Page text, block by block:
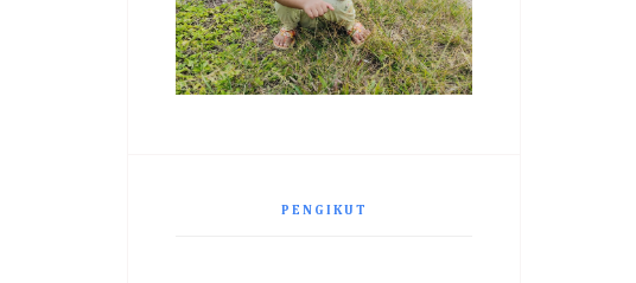
PENGIKUT